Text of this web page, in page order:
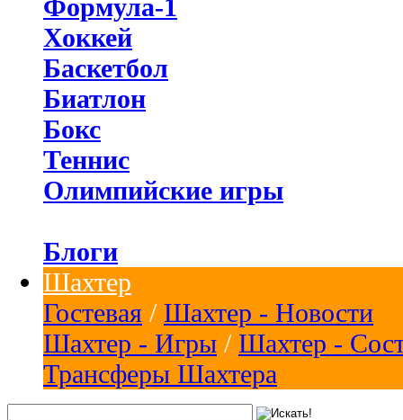
Формула-1
Хоккей
Баскетбол
Биатлон
Бокс
Теннис
Олимпийские игры
Блоги
Шахтер
Гостевая / Шахтер - Новости
Шахтер - Игры / Шахтер -
Трансферы Шахтера